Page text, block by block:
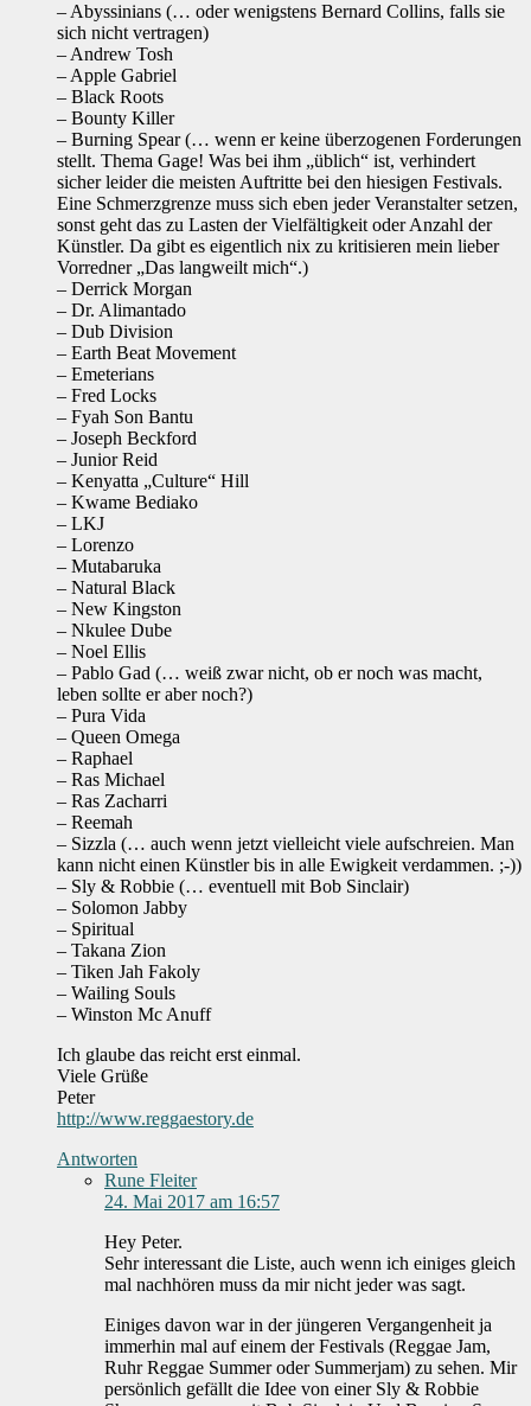
– Abyssinians (… oder wenigstens Bernard Collins, falls sie
sich nicht vertragen)
– Andrew Tosh
– Apple Gabriel
– Black Roots
– Bounty Killer
– Burning Spear (… wenn er keine überzogenen Forderungen
stellt. Thema Gage! Was bei ihm „üblich“ ist, verhindert
sicher leider die meisten Auftritte bei den hiesigen Festivals.
Eine Schmerzgrenze muss sich eben jeder Veranstalter setzen,
sonst geht das zu Lasten der Vielfältigkeit oder Anzahl der
Künstler. Da gibt es eigentlich nix zu kritisieren mein lieber
Vorredner „Das langweilt mich“.)
– Derrick Morgan
– Dr. Alimantado
– Dub Division
– Earth Beat Movement
– Emeterians
– Fred Locks
– Fyah Son Bantu
– Joseph Beckford
– Junior Reid
– Kenyatta „Culture“ Hill
– Kwame Bediako
– LKJ
– Lorenzo
– Mutabaruka
– Natural Black
– New Kingston
– Nkulee Dube
– Noel Ellis
– Pablo Gad (… weiß zwar nicht, ob er noch was macht,
leben sollte er aber noch?)
– Pura Vida
– Queen Omega
– Raphael
– Ras Michael
– Ras Zacharri
– Reemah
– Sizzla (… auch wenn jetzt vielleicht viele aufschreien. Man
kann nicht einen Künstler bis in alle Ewigkeit verdammen. ;-))
– Sly & Robbie (… eventuell mit Bob Sinclair)
– Solomon Jabby
– Spiritual
– Takana Zion
– Tiken Jah Fakoly
– Wailing Souls
– Winston Mc Anuff
Ich glaube das reicht erst einmal.
Viele Grüße
Peter
http://www.reggaestory.de
Antworten
Rune Fleiter
24. Mai 2017 am 16:57
Hey Peter.
Sehr interessant die Liste, auch wenn ich einiges gleich
mal nachhören muss da mir nicht jeder was sagt.
Einiges davon war in der jüngeren Vergangenheit ja
immerhin mal auf einem der Festivals (Reggae Jam,
Ruhr Reggae Summer oder Summerjam) zu sehen. Mir
persönlich gefällt die Idee von einer Sly & Robbie